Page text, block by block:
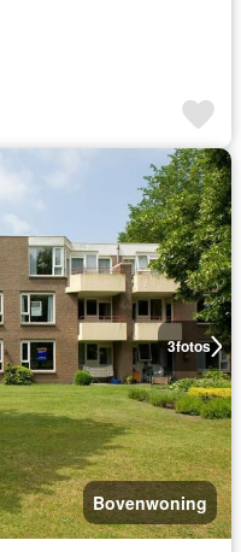
3fotos
Bovenwoning